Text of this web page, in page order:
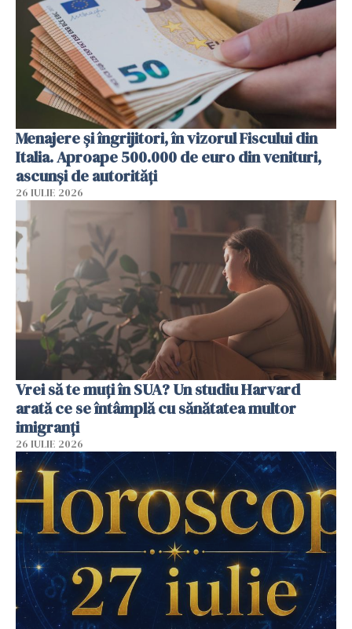
Menajere și îngrijitori, în vizorul Fiscului din
Italia. Aproape 500.000 de euro din venituri,
ascunși de autorități
26 IULIE 2026
Vrei să te muți în SUA? Un studiu Harvard
arată ce se întâmplă cu sănătatea multor
imigranți
26 IULIE 2026